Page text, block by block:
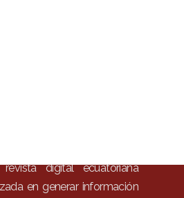
digital ecuatoriana
en generar información